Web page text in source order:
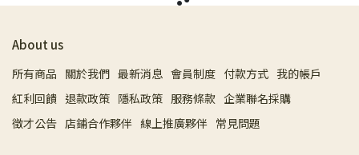
About us
所有商品 關於我們 最新消息 會員制度 付款方式 我的帳戶
紅利回饋 退款政策 隱私政策 服務條款 企業聯名採購
徵才公告 店鋪合作夥伴 線上推廣夥伴 常見問題